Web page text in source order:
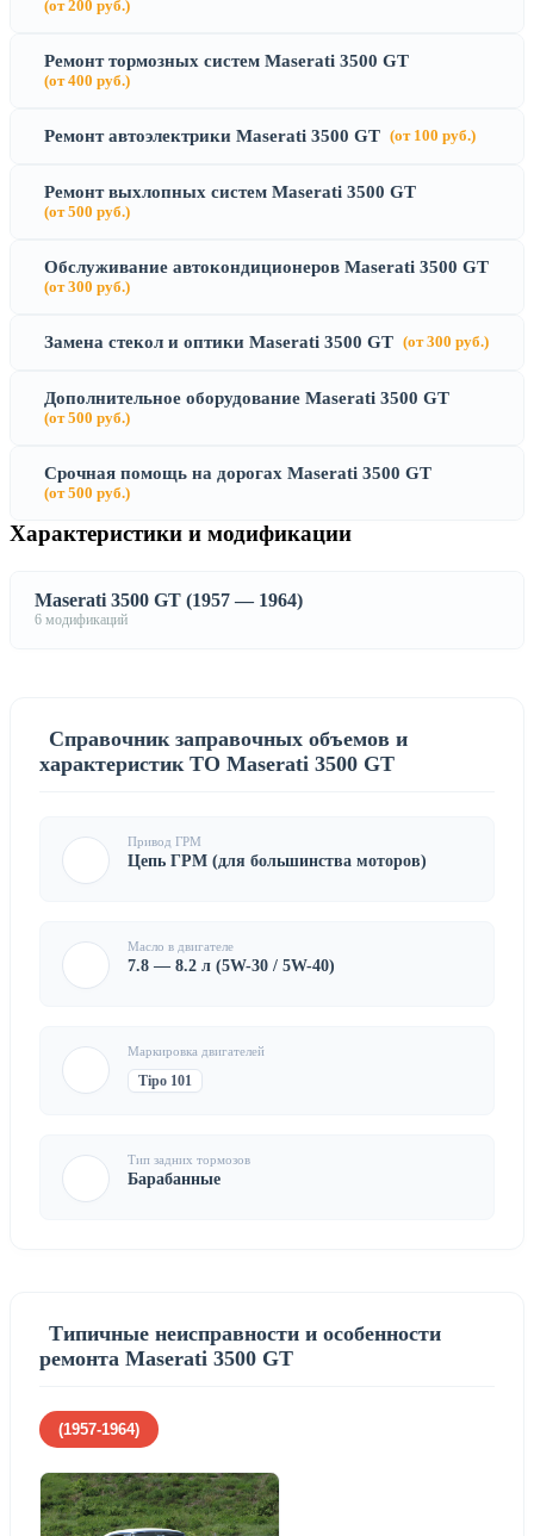
(от 200 руб.)
Ремонт тормозных систем Maserati 3500 GT
(от 400 руб.)
Ремонт автоэлектрики Maserati 3500 GT (от 100 руб.)
Ремонт выхлопных систем Maserati 3500 GT
(от 500 руб.)
Обслуживание автокондиционеров Maserati 3500 GT
(от 300 руб.)
Замена стекол и оптики Maserati 3500 GT (от 300 руб.)
Дополнительное оборудование Maserati 3500 GT
(от 500 руб.)
Срочная помощь на дорогах Maserati 3500 GT
(от 500 руб.)
Характеристики и модификации
Maserati 3500 GT (1957 — 1964)
6 модификаций
Справочник заправочных объемов и
характеристик ТО Maserati 3500 GT
Привод ГРМ
Цепь ГРМ (для большинства моторов)
Масло в двигателе
7.8 — 8.2 л (5W-30 / 5W-40)
Маркировка двигателей
Tipo 101
Тип задних тормозов
Барабанные
Типичные неисправности и особенности
ремонта Maserati 3500 GT
(1957-1964)